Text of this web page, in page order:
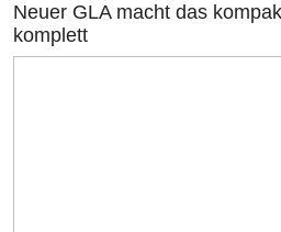
Neuer GLA macht das
komplett